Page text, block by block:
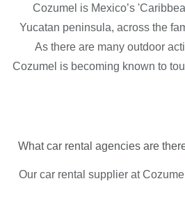
Cozumel is Mexico’s
Yucatan peninsula, across the
As there are many outdoor
Cozumel is becoming known to
What car rental agencies are
Our car rental supplier at